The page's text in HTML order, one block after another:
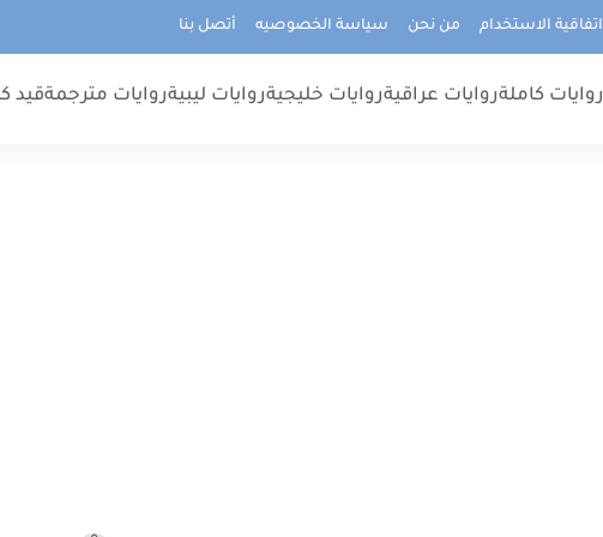
اتفاقية الاستخدام من نحن سياسة الخصوصيه أتصل بنا
روايات كاملةروايات عراقيةروايات خليجيةروايات ليبيةروايات مترجمةقيد